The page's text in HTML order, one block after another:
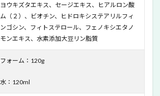
ウキズタエキス、セージエキス、ヒアルロン酸
（２）、ビオチン、ヒドロキシステアリルフィ
ゴシン、フィトステロール、フェノキシエタノ
ンエキス、水素添加大豆リン脂質
ォーム：120g
：120ml